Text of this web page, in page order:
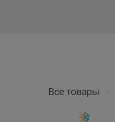
Все товары